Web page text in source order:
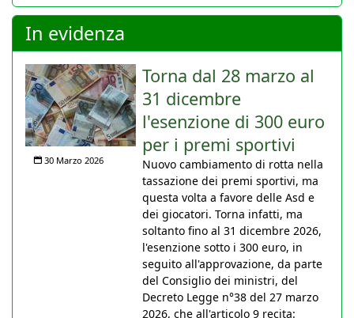
In evidenza
30 Marzo 2026
Torna dal 28 marzo al
31 dicembre
l'esenzione di 300 euro
per i premi sportivi
Nuovo cambiamento di rotta nella
tassazione dei premi sportivi, ma
questa volta a favore delle Asd e
dei giocatori. Torna infatti, ma
soltanto fino al 31 dicembre 2026,
l'esenzione sotto i 300 euro, in
seguito all'approvazione, da parte
del Consiglio dei ministri, del
Decreto Legge n°38 del 27 marzo
2026, che all'articolo 9 recita: